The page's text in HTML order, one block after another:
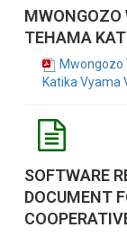
TEHAMA
Mwongozo
Katika Vyama
SOFTWARE
DOCUMENT